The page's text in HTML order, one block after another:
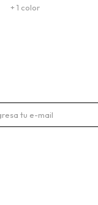
+ 1 color